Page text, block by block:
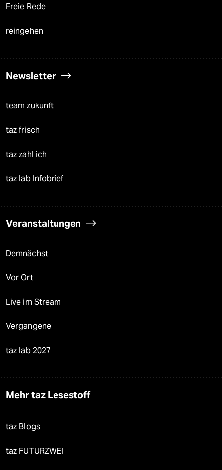
Freie Rede
reingehen
Newsletter
team zukunft
taz frisch
taz zahl ich
taz lab Infobrief
Veranstaltungen
Demnächst
Vor Ort
Live im Stream
Vergangene
taz lab 2027
Mehr taz Lesestoff
taz Blogs
taz FUTURZWEI